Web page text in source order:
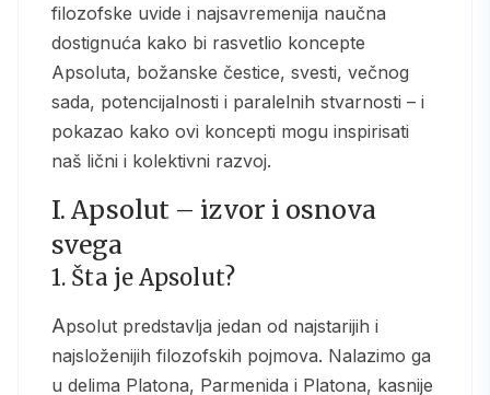
filozofske uvide i najsavremenija naučna
dostignuća kako bi rasvetlio koncepte
Apsoluta, božanske čestice, svesti, večnog
sada, potencijalnosti i paralelnih stvarnosti – i
pokazao kako ovi koncepti mogu inspirisati
naš lični i kolektivni razvoj.
I. Apsolut – izvor i osnova
svega
1. Šta je Apsolut?
Apsolut predstavlja jedan od najstarijih i
najsloženijih filozofskih pojmova. Nalazimo ga
u delima Platona, Parmenida i Platona, kasnije